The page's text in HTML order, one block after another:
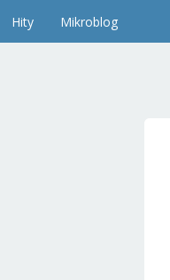
Hity Mikroblog